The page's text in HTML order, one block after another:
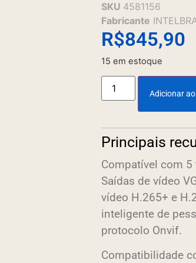
SKU 4581156
Fabricante
R$845,90
15 em estoque
Adicionar
Principais
Compatível com 5
Saídas de vídeo
vídeo H.265+ e
inteligente de
protocolo Onvif.
Compatibilidade